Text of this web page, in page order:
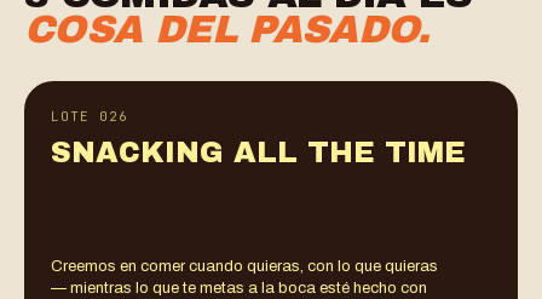
COSA DEL PASADO.
LOTE 026
SNACKING ALL THE TIME
Creemos en comer cuando quieras, con lo que quieras
— mientras lo que te metas a la boca esté hecho con